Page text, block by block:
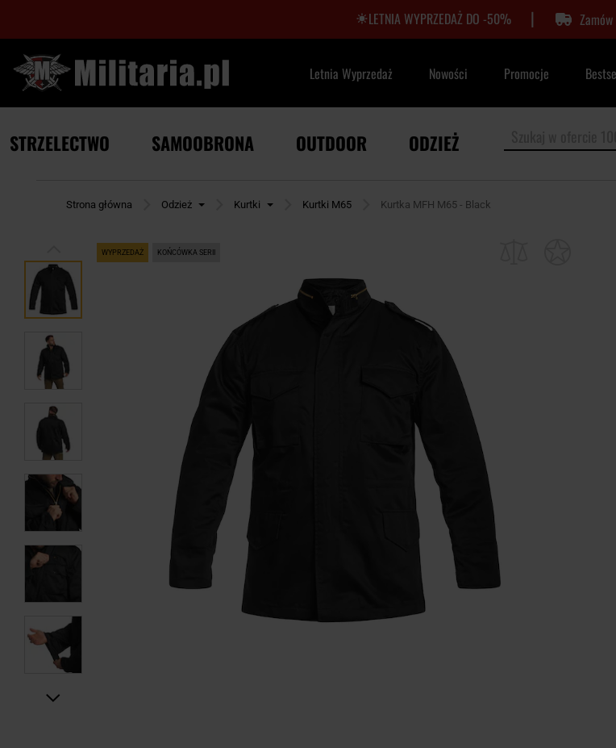
LETNIA WYPRZEDAŻ DO -50% |
Letnia Wyprzedaż Nowości Promocje
STRZELECTWO SAMOOBRONA OUTDOOR ODZIEŻ
Strona główna Odzież Kurtki Kurtki M65 Kurtka MFH M65 - Black
WYPRZEDAŻ KOŃCÓWKA SERII